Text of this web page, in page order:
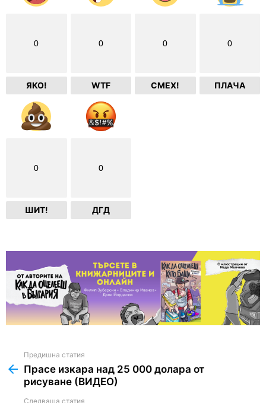
0
ЯКО!
0
WTF
0
СМЕХ!
0
ПЛАЧА
0
ШИТ!
0
ДГД
more
Предишна статия
Прасе изкара над 25 000 долара от
рисуване (ВИДЕО)
Следваща статия